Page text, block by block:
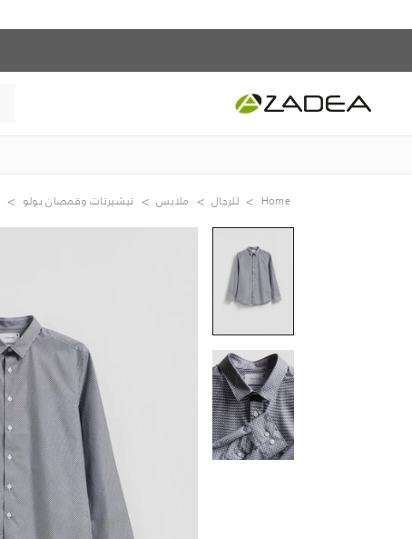
Home للرجال ملابس تيشيرتات وقمصان بولو